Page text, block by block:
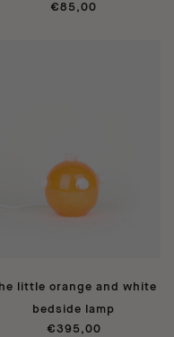
€85,00
little orange and white
bedside lamp
€395,00